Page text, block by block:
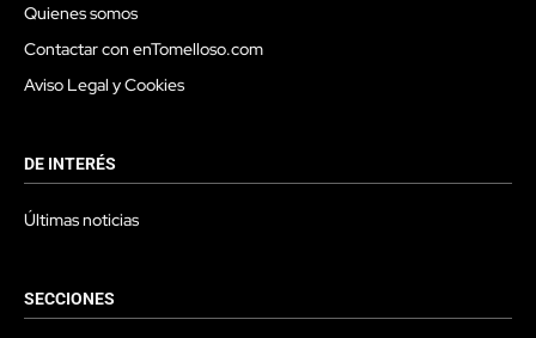
Quienes somos
Contactar con enTomelloso.com
Aviso Legal y Cookies
DE INTERÉS
Últimas noticias
SECCIONES